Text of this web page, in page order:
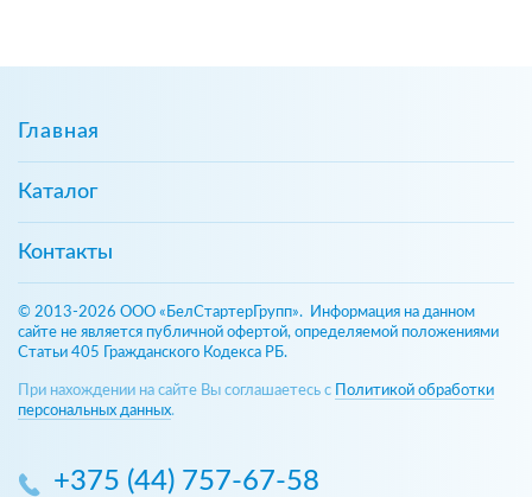
Главная
Каталог
Контакты
© 2013-2026 ООО «БелСтартерГрупп». Информация на данном
сайте не является публичной офертой, определяемой положениями
Статьи 405 Гражданского Кодекса РБ.
При нахождении на сайте Вы соглашаетесь с
Политикой обработки
персональных данных.
+375 (44) 757-67-58